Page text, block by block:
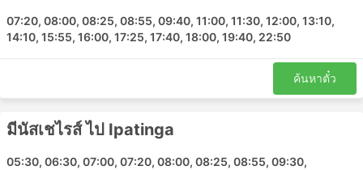
รีโอเดจาเนโร - วิโตเรีย ดา คอนกิสต้า
บาเอีย - รีโอเดจาเนโร
Santo Amaro de Minas - รีโอเดจาเนโร
Muriae - บาเอีย
Governador Valadares - Caratinga
รีโอเดจาเนโร - บาเอีย
07:20, 08:00, 08:25, 08:55, 09:40, 11:00, 11:30, 12:00, 13:10,
14:10, 15:55, 16:00, 17:25, 17:40, 18:00, 19:40, 22:50
ค้นหาตั๋ว
มีนัสเชไรส์ ไป Ipatinga
05:30, 06:30, 07:00, 07:20, 08:00, 08:25, 08:55, 09:30,